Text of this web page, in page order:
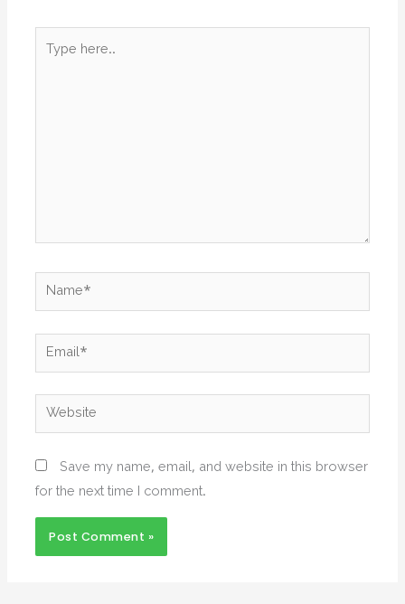
Name*
Email*
Website
Save my name, email, and website in this browser
for the next time I comment.